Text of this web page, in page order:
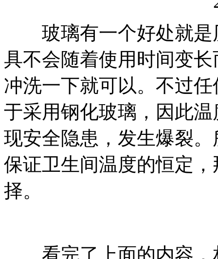
玻璃有一个好处就是
具不会随着使用时间变
冲洗一下就可以。不过
于采用钢化玻璃，因此
现安全隐患，发生爆裂
保证卫生间温度的恒定
择。
看完了上面的内容，